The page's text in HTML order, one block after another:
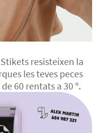
resisteixen la
les teves peces
60 rentats a 30 º.